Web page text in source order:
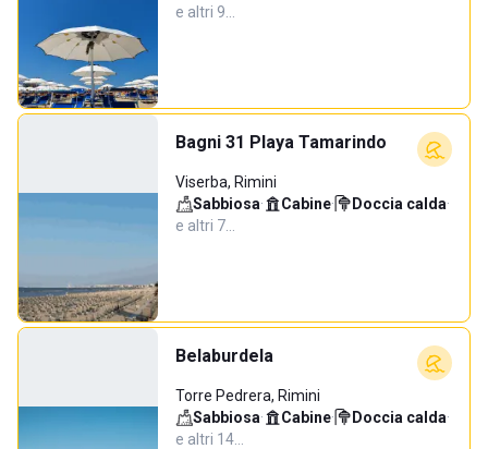
e altri 9…
Bagni 31 Playa Tamarindo
Viserba, Rimini
Sabbiosa· Cabine· Doccia calda·
e altri 7…
Belaburdela
Torre Pedrera, Rimini
Sabbiosa· Cabine· Doccia calda·
e altri 14…